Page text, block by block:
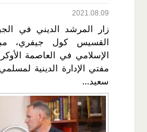
2021.08.09
زار المرشد الديني في
القسيس كول جيفري،
الإسلامي في العاصمة
مفتي الإدارة الدينية
سعيد...